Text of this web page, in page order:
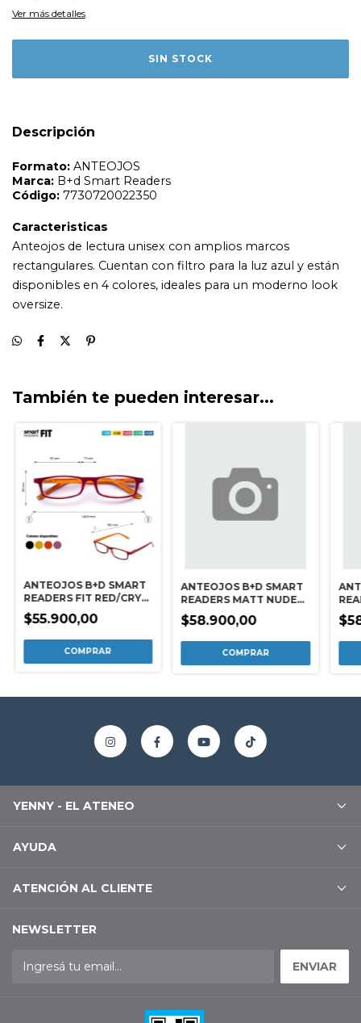
Ver más detalles
Descripción
Formato: ANTEOJOS
Marca:B+d Smart Readers
Anteojos de lectura unisex con amplios marcos
También te pueden interesar...
ANTEOJOS B+D SMART
READERS FIT RED/CRY
ORANGE +1.00
$55.900,00
ANTEOJOS B+D SMART
READERS MATT NUDE
+1.50
$58.900,00
YENNY - EL ATENEO
AYUDA
ATENCIÓN AL CLIENTE
NEWSLETTER